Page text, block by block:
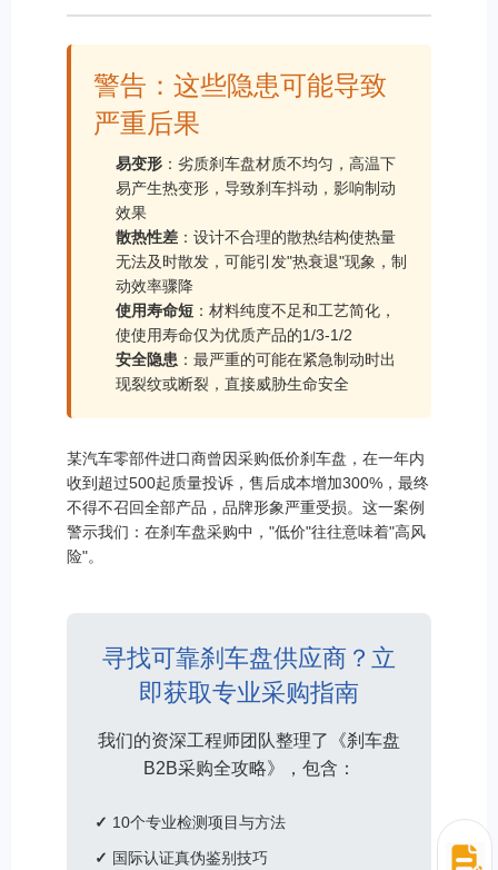
警告：这些隐患可能导致
严重后果
易变形 ：劣质刹车盘材质不均匀，高温下
易产生热变形，导致刹车抖动，影响制动
效果
散热性差 ：设计不合理的散热结构使热量
无法及时散发，可能引发"热衰退"现象，制
动效率骤降
使用寿命短 ：材料纯度不足和工艺简化，
使使用寿命仅为优质产品的1/3-1/2
安全隐患 ：最严重的可能在紧急制动时出
现裂纹或断裂，直接威胁生命安全
某汽车零部件进口商曾因采购低价刹车盘，在一年内
收到超过500起质量投诉，售后成本增加300%，最终
不得不召回全部产品，品牌形象严重受损。这一案例
警示我们：在刹车盘采购中，"低价"往往意味着"高风
险"。
寻找可靠刹车盘供应商？立
即获取专业采购指南
我们的资深工程师团队整理了《刹车盘
B2B采购全攻略》，包含：
✓ 10个专业检测项目与方法
✓ 国际认证真伪鉴别技巧